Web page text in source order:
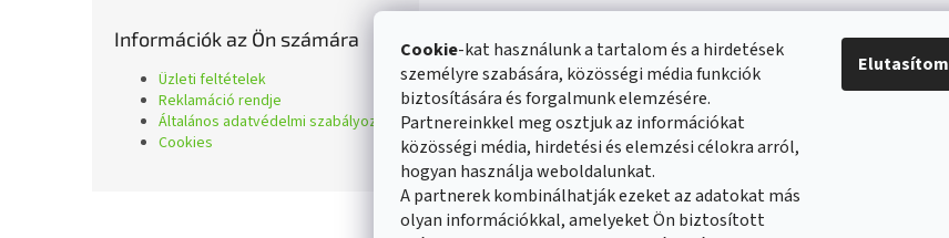
Cookie-kat használunk a tartalom és a hirdetések
személyre szabására, közösségi média funkciók
biztosítására és forgalmunk elemzésére.
Partnereinkkel meg osztjuk az információkat
közösségi média, hirdetési és elemzési célokra arról,
hogyan használja weboldalunkat.
A partnerek kombinálhatják ezeket az adatokat más
olyan információkkal, amelyeket Ön biztosított
Elutasítom
Információk az Ön számára
Üzleti feltételek
Reklamáció rendje
Általános adatvédelmi szabályozás
Cookies
Reklamáció rendje Általános adatvédelmi szabályozás